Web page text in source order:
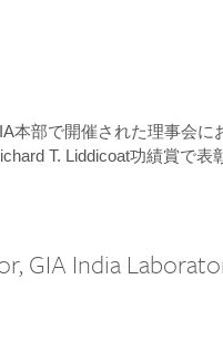
本部で開催された理事会に
T. Liddicoat功績賞で表
GIA India